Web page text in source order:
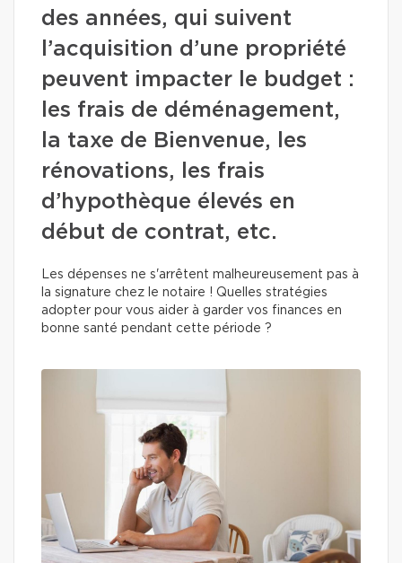
des années, qui suivent
l’acquisition d’une propriété
peuvent impacter le budget :
les frais de déménagement,
la taxe de Bienvenue, les
rénovations, les frais
d’hypothèque élevés en
début de contrat, etc.
Les dépenses ne s'arrêtent malheureusement pas à
la signature chez le notaire ! Quelles stratégies
adopter pour vous aider à garder vos finances en
bonne santé pendant cette période ?